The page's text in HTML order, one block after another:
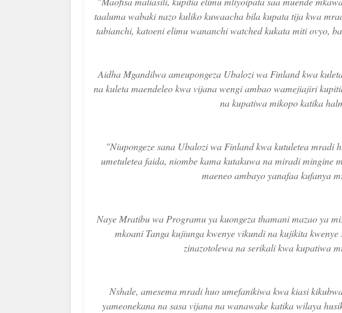
taaluma wabaki nazo kuliko kuwaacha bila kupata tija kwa
tabianchi, katoeni elimu wananchi watched kukata miti ovyo,
Aidha Mgandilwa ameupongeza Ubalozi wa Finland kwa
na kuleta maendeleo kwa vijana wengi ambao wamejiajiri
na kupatiwa mikopo katika
"Niupongeze sana Ubalozi wa Finland kwa kutuletea mradi
umetuletea faida, niombe kama kutakuwa na miradi mingine
maeneo ambayo yanafaa kufanya
Naye Mratibu wa Programu ya kuongeza thamani mazao ya
mkoani Tanga kujiunga kwenye vikundi na kujikita
zinazotolewa na serikali kwa kupatiwa
Nshale, amesema mradi huo umefanikiwa kwa kiasi
yameonekana na sasa vijana na wanawake katika wilaya